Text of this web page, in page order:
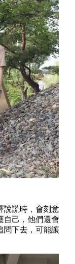
說謊時，會刻意
自己，他們還會
問下去，可能讓